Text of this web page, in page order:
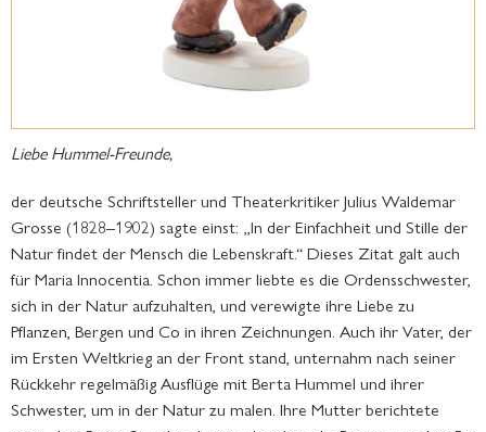
Liebe Hummel-Freunde,
der deutsche Schriftsteller und Theaterkritiker Julius Waldemar
Grosse (1828–1902) sagte einst: „In der Einfachheit und Stille der
Natur findet der Mensch die Lebenskraft.“ Dieses Zitat galt auch
für Maria Innocentia. Schon immer liebte es die Ordensschwester,
sich in der Natur aufzuhalten, und verewigte ihre Liebe zu
Pflanzen, Bergen und Co in ihren Zeichnungen. Auch ihr Vater, der
im Ersten Weltkrieg an der Front stand, unternahm nach seiner
Rückkehr regelmäßig Ausflüge mit Berta Hummel und ihrer
Schwester, um in der Natur zu malen. Ihre Mutter berichtete